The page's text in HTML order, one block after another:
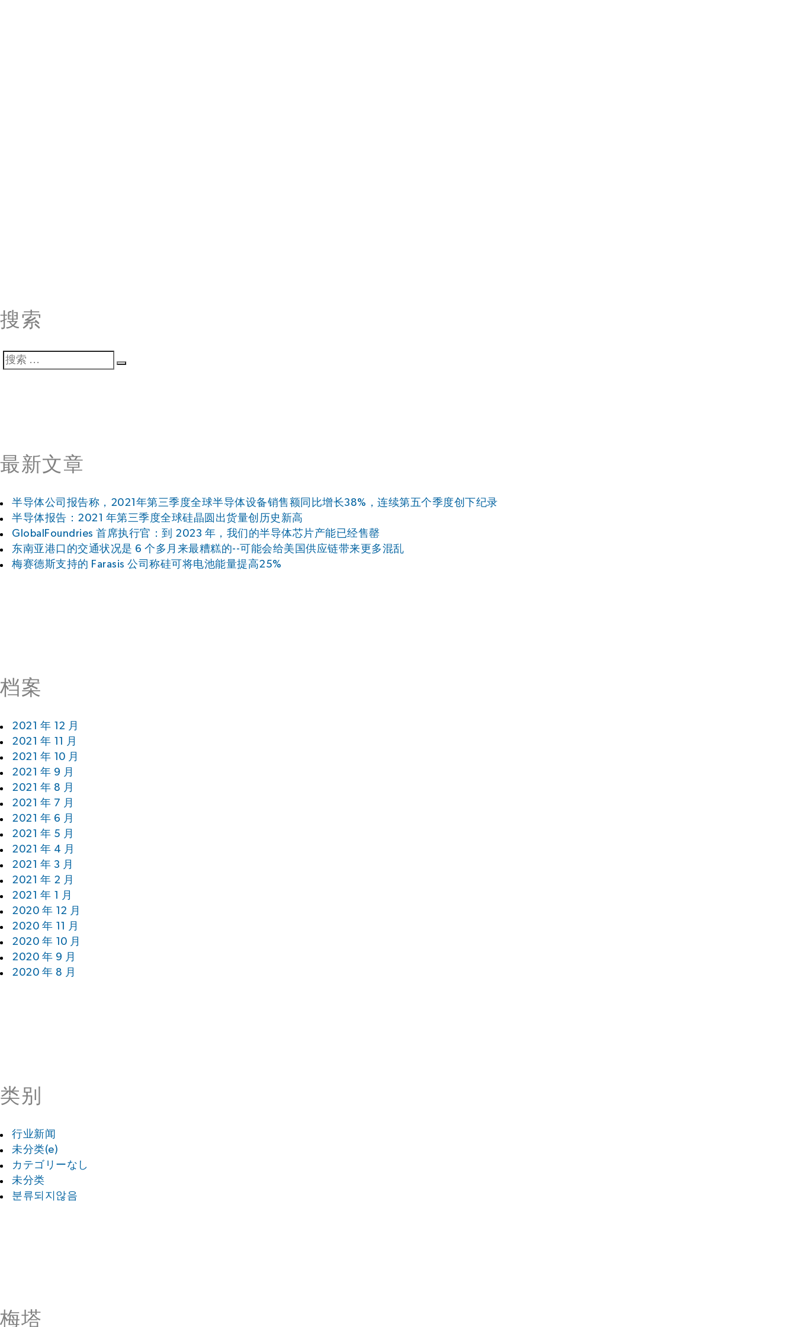
搜索
搜
最新文章
半导体公司报告称，2021年第三季度全球半导体设备销售额同比增长38%，连续第五个季度创下纪录
半导体报告：2021 年第三季度全球硅晶圆出货量创历史新高
GlobalFoundries 首席执行官：到 2023 年，我们的半导体芯片产能已经售罄
东南亚港口的交通状况是 6 个多月来最糟糕的--可能会给美国供应链带来更多混乱
梅赛德斯支持的 Farasis 公司称硅可将电池能量提高25%
档案
2021 年 12 月
2021 年 11 月
2021 年 10 月
2021 年 9 月
2021 年 8 月
2021 年 7 月
2021 年 6 月
2021 年 5 月
2021 年 4 月
2021 年 3 月
2021 年 2 月
2021 年 1 月
2020 年 12 月
2020 年 11 月
2020 年 10 月
2020 年 9 月
2020 年 8 月
类别
行业新闻
未分类(e)
カテゴリーなし
未分类
분류되지않음
梅塔